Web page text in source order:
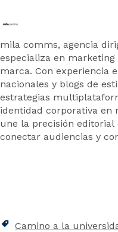
mila comms, agencia
especializa en
marca. Con experiencia
nacionales y blogs de
estrategias
identidad corporativa en
une la precisión
conectar audiencias y
Camino a la